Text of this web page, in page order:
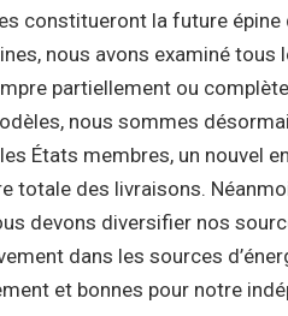
constitueront la future épine
nous avons examiné
partiellement ou
nous sommes
États membres, un nouvel
totale des livraisons.
devons diversifier nos
dans les sources
et bonnes pour notre